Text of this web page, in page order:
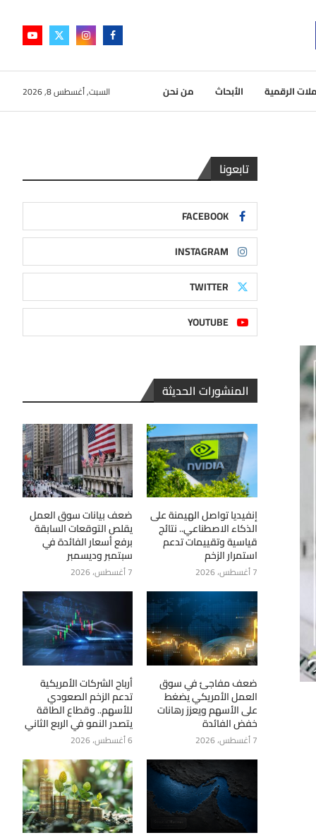
الرقمية الأبحاث من نحن السبت, أغسطس 8, 2026
تابعونا
FACEBOOK
INSTAGRAM
TWITTER
YOUTUBE
المنشورات الحديثة
إنفيديا تواصل الهيمنة على
الذكاء الاصطناعي.. نتائج
قياسية وتقييمات تدعم
استمرار الزخم
7 أغسطس، 2026
ضعف بيانات سوق العمل
يقلص التوقعات السابقة
برفع أسعار الفائدة في
سبتمبر وديسمبر
7 أغسطس، 2026
ضعف مفاجئ في سوق
العمل الأمريكي يضغط
على الأسهم ويعزز رهانات
خفض الفائدة
7 أغسطس، 2026
أرباح الشركات الأمريكية
تدعم الزخم الصعودي
للأسهم.. وقطاع الطاقة
يتصدر النمو في الربع الثاني
6 أغسطس، 2026